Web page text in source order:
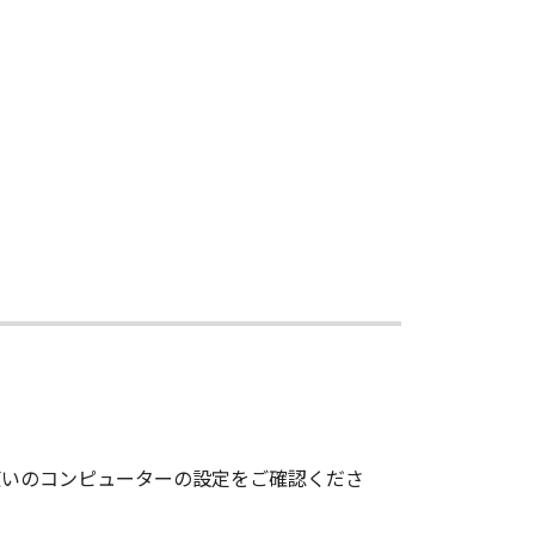
of this Agreement, in addition
any and all copies thereof.
of "commercial
48 C.F.R. 12.212 (September
jurisdiction, such
SOFTWARE, YOU
BY ITS TERMS AND
のコンピューターの設定をご確認くださ